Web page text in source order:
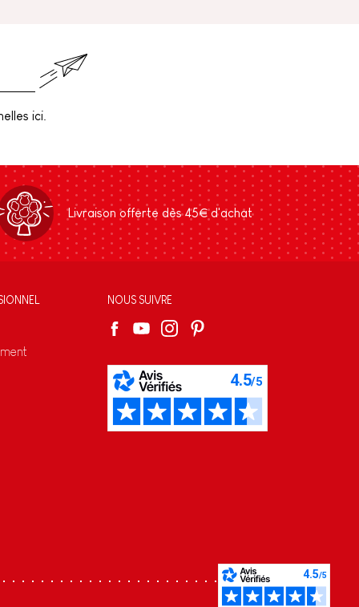
Personnalisez vos préférences pour
ici.
Livraison offerte dès 45€ d'achat
NOUS SUIVRE